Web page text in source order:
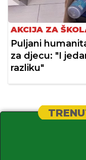
AKCIJA ZA
Puljani
za djecu: "I
razliku"